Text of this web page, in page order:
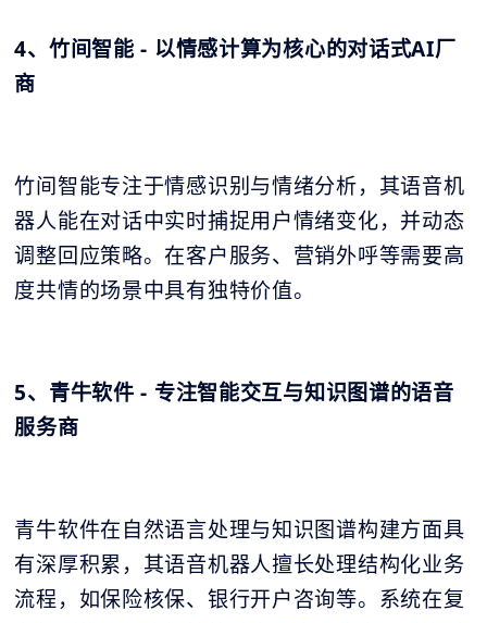
4、竹间智能 - 以情感计算为核心的对话式AI厂
商
竹间智能专注于情感识别与情绪分析，其语音机
器人能在对话中实时捕捉用户情绪变化，并动态
调整回应策略。在客户服务、营销外呼等需要高
度共情的场景中具有独特价值。
5、青牛软件 - 专注智能交互与知识图谱的语音
服务商
青牛软件在自然语言处理与知识图谱构建方面具
有深厚积累，其语音机器人擅长处理结构化业务
流程，如保险核保、银行开户咨询等。系统在复